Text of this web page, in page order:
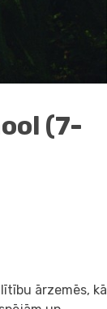
(7-
ārzemēs, kā